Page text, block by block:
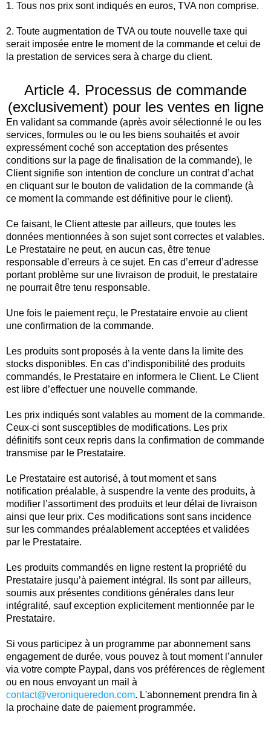
1. Tous nos prix sont indiqués en euros, TVA non comprise.
2. Toute augmentation de TVA ou toute nouvelle taxe qui
serait imposée entre le moment de la commande et celui de
la prestation de services sera à charge du client.
Article 4. Processus de commande
(exclusivement) pour les ventes en ligne
En validant sa commande (après avoir sélectionné le ou les
services, formules ou le ou les biens souhaités et avoir
expressément coché son acceptation des présentes
conditions sur la page de finalisation de la commande), le
Client signifie son intention de conclure un contrat d’achat
en cliquant sur le bouton de validation de la commande (à
ce moment la commande est définitive pour le client).
Ce faisant, le Client atteste par ailleurs, que toutes les
données mentionnées à son sujet sont correctes et valables.
Le Prestataire ne peut, en aucun cas, être tenue
responsable d’erreurs à ce sujet. En cas d’erreur d’adresse
portant problème sur une livraison de produit, le prestataire
ne pourrait être tenu responsable.
Une fois le paiement reçu, le Prestataire envoie au client
une confirmation de la commande.
Les produits sont proposés à la vente dans la limite des
stocks disponibles. En cas d’indisponibilité des produits
commandés, le Prestataire en informera le Client. Le Client
est libre d’effectuer une nouvelle commande.
Les prix indiqués sont valables au moment de la commande.
Ceux-ci sont susceptibles de modifications. Les prix
définitifs sont ceux repris dans la confirmation de commande
transmise par le Prestataire.
Le Prestataire est autorisé, à tout moment et sans
notification préalable, à suspendre la vente des produits, à
modifier l’assortiment des produits et leur délai de livraison
ainsi que leur prix. Ces modifications sont sans incidence
sur les commandes préalablement acceptées et validées
par le Prestataire.
Les produits commandés en ligne restent la propriété du
Prestataire jusqu’à paiement intégral. Ils sont par ailleurs,
soumis aux présentes conditions générales dans leur
intégralité, sauf exception explicitement mentionnée par le
Prestataire.
Si vous participez à un programme par abonnement sans
engagement de durée, vous pouvez à tout moment l’annuler
via votre compte Paypal, dans vos préférences de règlement
ou en nous envoyant un mail à
contact@veroniqueredon.com. L'abonnement prendra fin à
la prochaine date de paiement programmée.